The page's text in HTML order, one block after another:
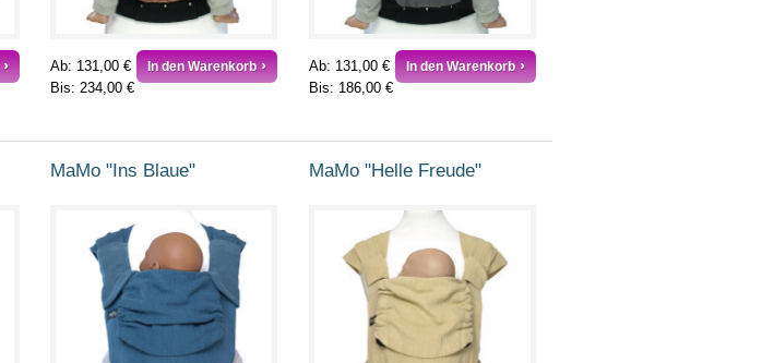
Ab: 131,00 €
Bis: 234,00 €
In den Warenkorb Ab: 131,00 €
Bis: 186,00 €
In den Warenkorb
MaMo "Ins Blaue" MaMo "Helle Freude"